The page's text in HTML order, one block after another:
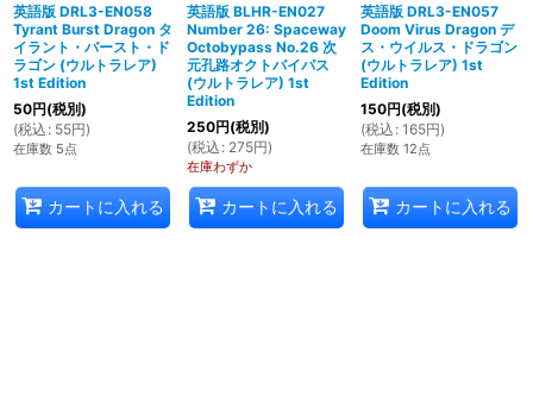
英語版 DRL3-EN058
Tyrant Burst Dragon タ
イラント・バースト・ド
ラゴン (ウルトラレア)
1st Edition
50円(税別)
(税込 : 55円)
在庫数 5点
カートに入れる
英語版 BLHR-EN027
Number 26: Spaceway
Octobypass No.26 次
元孔路オクトバイパス
(ウルトラレア) 1st
Edition
250円(税別)
(税込 : 275円)
在庫わずか
カートに入れる
英語版 DRL3-EN057
Doom Virus Dragon デ
ス・ウイルス・ドラゴン
(ウルトラレア) 1st
Edition
150円(税別)
(税込 : 165円)
在庫数 12点
カートに入れる